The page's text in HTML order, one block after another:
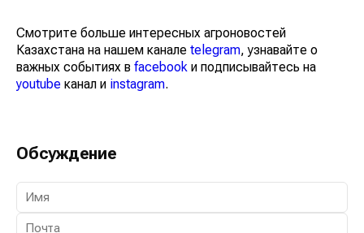
Смотрите больше интересных агроновостей
Казахстана на нашем канале telegram, узнавайте о
важных событиях в facebook и подписывайтесь на
youtube канал и instagram.
Обсуждение